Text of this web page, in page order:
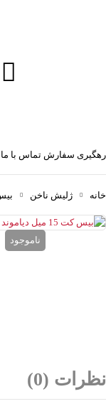
رهگیری سفارش تماس با ما
خانه ژلیش ناخن
ناموجود
نظرات (0)